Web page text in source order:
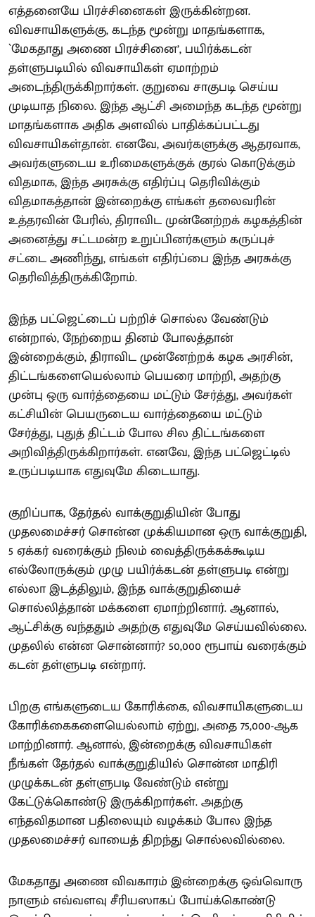
எத்தனையே பிரச்சினைகள் இருக்கின்றன.
விவசாயிகளுக்கு, கடந்த மூன்று மாதங்களாக,
`மேகதாது அணை பிரச்சினை’, பயிர்க்கடன்
தள்ளுபடியில் விவசாயிகள் ஏமாற்றம்
அடைந்திருக்கிறார்கள். குறுவை சாகுபடி செய்ய
முடியாத நிலை. இந்த ஆட்சி அமைந்த கடந்த மூன்று
மாதங்களாக அதிக அளவில் பாதிக்கப்பட்டது
விவசாயிகள்தான். எனவே, அவர்களுக்கு ஆதரவாக,
அவர்களுடைய உரிமைகளுக்குக் குரல் கொடுக்கும்
விதமாக, இந்த அரசுக்கு எதிர்ப்பு தெரிவிக்கும்
விதமாகத்தான் இன்றைக்கு எங்கள் தலைவரின்
உத்தரவின் பேரில், திராவிட முன்னேற்றக் கழகத்தின்
அனைத்து சட்டமன்ற உறுப்பினர்களும் கருப்புச்
சட்டை அணிந்து, எங்கள் எதிர்ப்பை இந்த அரசுக்கு
தெரிவித்திருக்கிறோம்.
இந்த பட்ஜெட்டைப் பற்றிச் சொல்ல வேண்டும்
என்றால், நேற்றைய தினம் போலத்தான்
இன்றைக்கும், திராவிட முன்னேற்றக் கழக அரசின்,
திட்டங்களையெல்லாம் பெயரை மாற்றி, அதற்கு
முன்பு ஒரு வார்த்தையை மட்டும் சேர்த்து, அவர்கள்
கட்சியின் பெயருடைய வார்த்தையை மட்டும்
சேர்த்து, புதுத் திட்டம் போல சில திட்டங்களை
அறிவித்திருக்கிறார்கள். எனவே, இந்த பட்ஜெட்டில்
உருப்படியாக எதுவுமே கிடையாது.
குறிப்பாக, தேர்தல் வாக்குறுதியின் போது
முதலமைச்சர் சொன்ன முக்கியமான ஒரு வாக்குறுதி,
5 ஏக்கர் வரைக்கும் நிலம் வைத்திருக்கக்கூடிய
எல்லோருக்கும் முழு பயிர்க்கடன் தள்ளுபடி என்று
எல்லா இடத்திலும், இந்த வாக்குறுதியைச்
சொல்லித்தான் மக்களை ஏமாற்றினார். ஆனால்,
ஆட்சிக்கு வந்ததும் அதற்கு எதுவுமே செய்யவில்லை.
முதலில் என்ன சொன்னார்? 50,000 ரூபாய் வரைக்கும்
கடன் தள்ளுபடி என்றார்.
பிறகு எங்களுடைய கோரிக்கை, விவசாயிகளுடைய
கோரிக்கைகளையெல்லாம் ஏற்று, அதை 75,000-ஆக
மாற்றினார். ஆனால், இன்றைக்கு விவசாயிகள்
நீங்கள் தேர்தல் வாக்குறுதியில் சொன்ன மாதிரி
முழுக்கடன் தள்ளுபடி வேண்டும் என்று
கேட்டுக்கொண்டு இருக்கிறார்கள். அதற்கு
எந்தவிதமான பதிலையும் வழக்கம் போல இந்த
முதலமைச்சர் வாயைத் திறந்து சொல்லவில்லை.
மேகதாது அணை விவகாரம் இன்றைக்கு ஒவ்வொரு
நாளும் எவ்வளவு சீரியஸாகப் போய்க்கொண்டு